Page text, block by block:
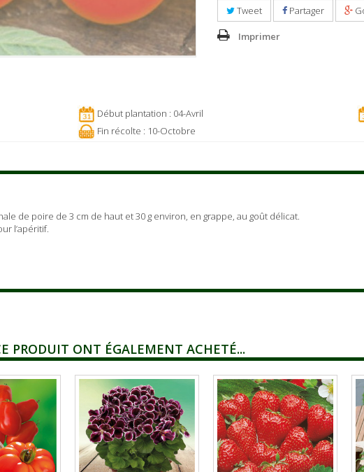
Tweet Partager
Imprimer
Début plantation : 04-Avril
Fin récolte : 10-Octobre
de poire de 3 cm de haut et 30 g environ, en grappe, au goût délicat.
l’apéritif.
PRODUIT ONT ÉGALEMENT ACHETÉ...